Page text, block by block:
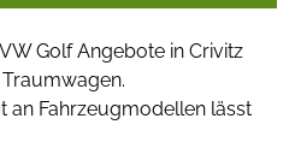
Golf Angebote in Crivitz
an Fahrzeugmodellen lässt